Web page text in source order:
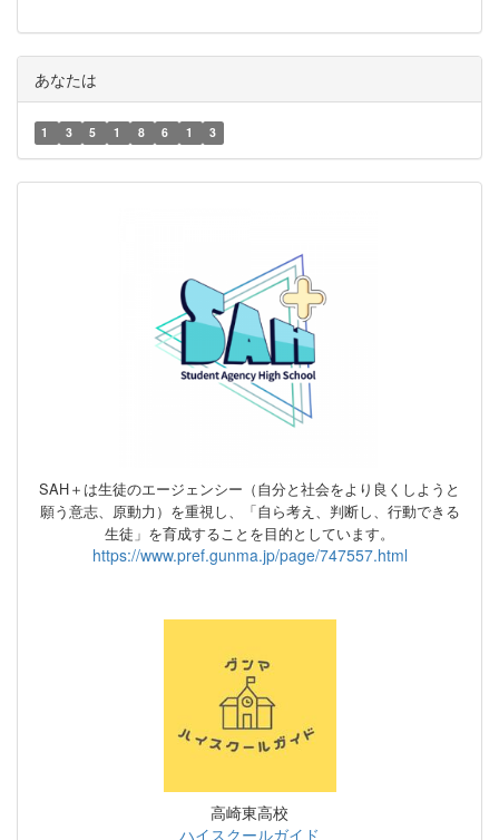
あなたは
1 3 5 1 8 6 1 3
SAH＋は生徒のエージェンシー（自分と社会をより良くしようと
願う意志、原動力） を重視し、
「自ら考え、判断し、行動できる
生徒」を育成することを目的としています。
https://www.pref.gunma.jp/page/747557.html
高崎東高校
ハイスクールガイド